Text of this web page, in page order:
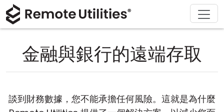
金融與銀行的遠端存取
談到財務數據，您不能承擔任何風險。這就是為什麼
產品
安全性
解決方案
製造與零售
下載
macOS
購買
許可證助手
支援
文檔
關於
新聞稿